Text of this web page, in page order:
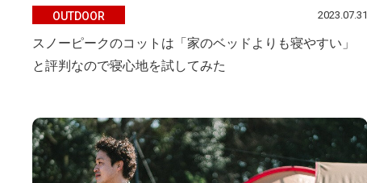
OUTDOOR 2023.07.31
スノーピークのコットは「家のベッドよりも寝やすい」
と評判なので寝心地を試してみた